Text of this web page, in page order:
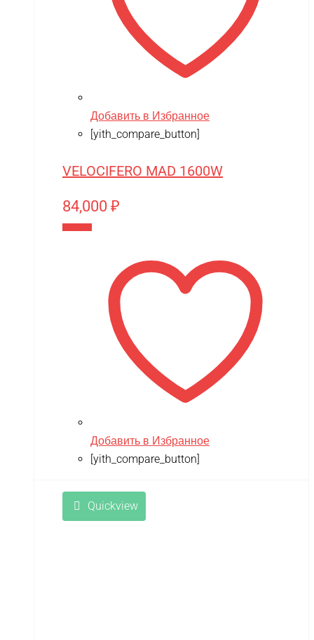
Добавить в Избранное
[yith_compare_button]
VELOCIFERO MAD 1600W
84,000 ₽
Добавить в Избранное
[yith_compare_button]
Quickview